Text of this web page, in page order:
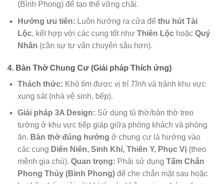
(Bình Phong) để tạo thế vững chãi.
Hướng ưu tiên: Luôn hướng ra cửa để thu hút Tài
Lộc, kết hợp với các cung tốt như Thiên Lộchoặc Quý
Nhân (cần sự tư vấn chuyên sâu hơn).
4. Bàn Thờ Chung Cư (Giải pháp Thích ứng)
Thách thức: Khó tìm được vị trí Tĩnh và tránh khu vực
xung sát (nhà vệ sinh, bếp).
Giải pháp 3A Design: Sử dụng tủ thờ/bàn thờ treo
tường ở khu vực tiếp giáp giữa phòng khách và phòng
ăn. Bàn thờ đúng hướng ở chung cư là hướng vào
các cung Diên Niên, Sinh Khí, Thiên Y, Phục Vị(theo
mệnh gia chủ). Quan trọng: Phải sử dụng Tấm Chắn
Phong Thủy (Bình Phong)để che chắn mặt sau hoặc